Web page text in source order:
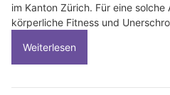
im Kanton Zürich. Für eine
körperliche Fitness und
Weiterlesen